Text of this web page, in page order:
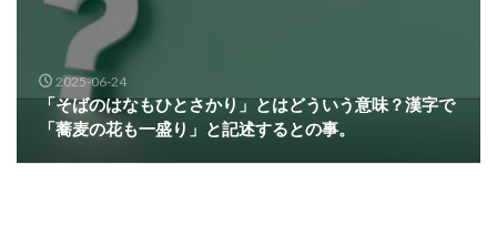
2025-06-24
「そばのはなもひとさかり」とはどういう意味？漢字で
「蕎麦の花も一盛り」と記述するとの事。